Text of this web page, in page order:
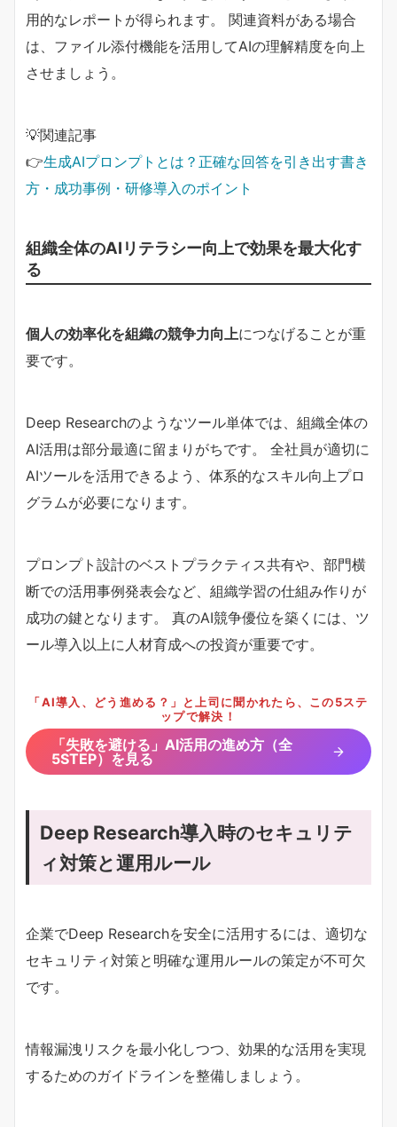
用的なレポートが得られます。 関連資料がある場合
は、ファイル添付機能を活用してAIの理解精度を向上
させましょう。
💡関連記事
👉生成AIプロンプトとは？正確な回答を引き出す書き
方・成功事例・研修導入のポイント
組織全体のAIリテラシー向上で効果を最大化す
る
個人の効率化を組織の競争力向上につなげることが重
要です。
Deep Researchのようなツール単体では、組織全体の
AI活用は部分最適に留まりがちです。 全社員が適切に
AIツールを活用できるよう、体系的なスキル向上プロ
グラムが必要になります。
プロンプト設計のベストプラクティス共有や、部門横
断での活用事例発表会など、組織学習の仕組み作りが
成功の鍵となります。 真のAI競争優位を築くには、ツ
ール導入以上に人材育成への投資が重要です。
「AI導入、どう進める？」と上司に聞かれたら、この5ステ
ップで解決！
「失敗を避ける」AI活用の進め方（全
5STEP）を見る
Deep Research導入時のセキュリテ
ィ対策と運用ルール
企業でDeep Researchを安全に活用するには、適切な
セキュリティ対策と明確な運用ルールの策定が不可欠
です。
情報漏洩リスクを最小化しつつ、効果的な活用を実現
するためのガイドラインを整備しましょう。